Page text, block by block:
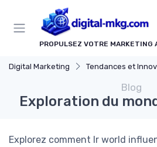
PROPULSEZ VOTRE MARKETING
Digital Marketing Tendances et Innovations
Blog
Exploration du
Explorez comment lr world
Panneau de gestion des cookies